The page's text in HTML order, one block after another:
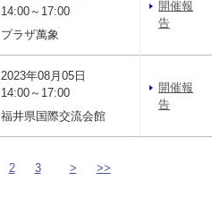
14:00～17:00
プラザ萬象
開催報
告
2023年08月05日
14:00～17:00
福井県国際交流会館
開催報
告
2 3 > >>